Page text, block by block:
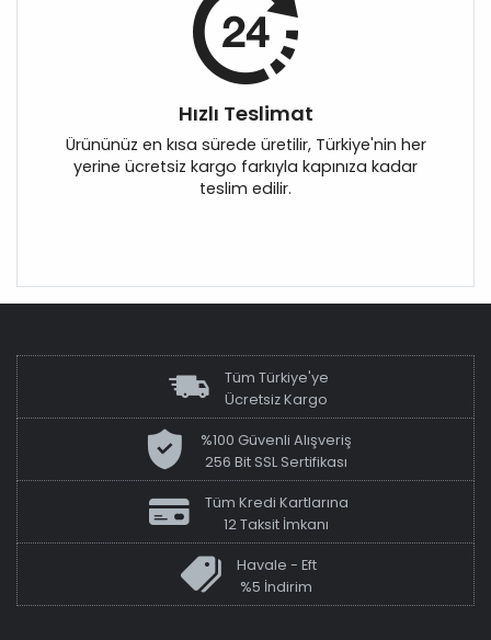
Hızlı Teslimat
Ürününüz en kısa sürede üretilir, Türkiye'nin her
yerine ücretsiz kargo farkıyla kapınıza kadar
teslim edilir.
Tüm Türkiye'ye
Ücretsiz Kargo
%100 Güvenli Alışveriş
256 Bit SSL Sertifikası
Tüm Kredi Kartlarına
12 Taksit İmkanı
Havale - Eft
%5 İndirim